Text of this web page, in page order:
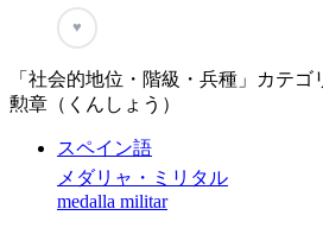
♥
「社会的地位・階級・兵種」カテゴ
勲章（くんしょう）
スペイン語
メダリャ・ミリタル
medalla militar